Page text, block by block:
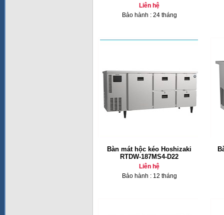
Liên hệ
Bảo hành : 24 tháng
Bàn mát hộc kéo Hoshizaki
RTDW-187MS4-D22
Liên hệ
Bảo hành : 12 tháng